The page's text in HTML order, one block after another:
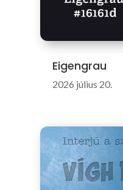
Eigengrau
2026 július 20.